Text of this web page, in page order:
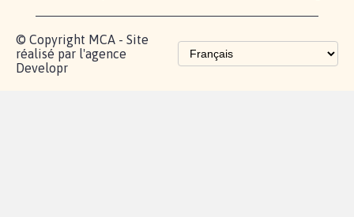
© Copyright MCA - Site
réalisé par l'agence
Developr